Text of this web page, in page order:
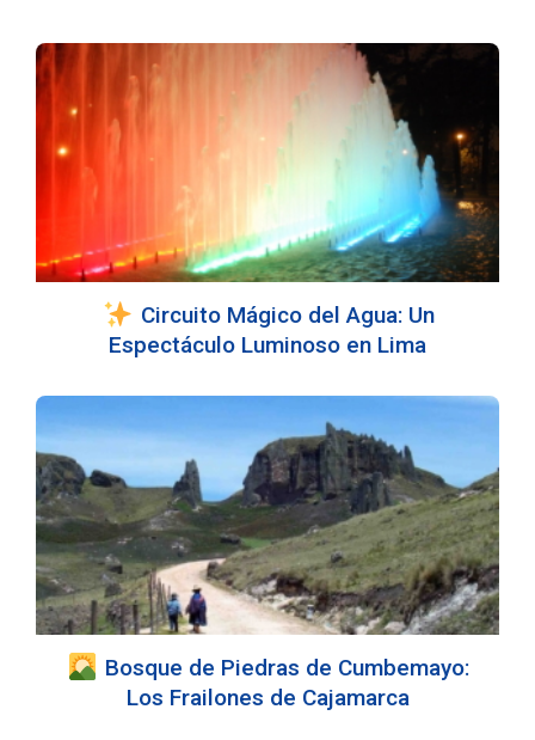
Circuito Mágico del Agua: Un
Espectáculo Luminoso en Lima
Bosque de Piedras de Cumbemayo:
Los Frailones de Cajamarca